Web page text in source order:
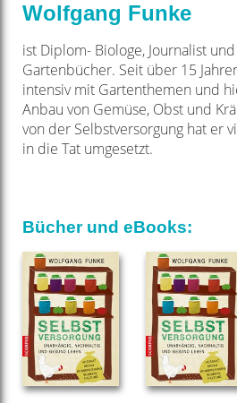
Wolfgang Funke
ist Diplom- Biologe, Journalist
Gartenbücher. Seit über 15
intensiv mit Gartenthemen und
Anbau von Gemüse, Obst und
von der Selbstversorgung hat er
in die Tat umgesetzt.
Bücher und eBooks: